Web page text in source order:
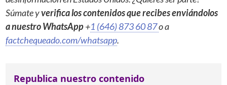
Súmate yverifica los contenidos que recibes enviándolos
a nuestro WhatsApp+1 (646) 873 60 87o a
factchequeado.com/whatsapp.
Republica nuestro contenido